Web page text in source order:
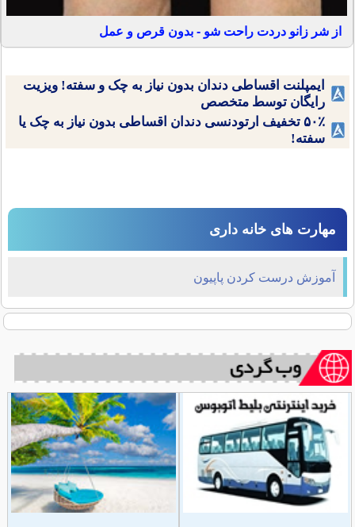
از شر زانو دردت راحت شو - بدون قرص و عمل
ایمپلنت اقساطی دندان بدون نیاز به چک و سفته! ویزیت
رایگان توسط متخصص
۵۰٪ تخفیف ارتودنسی دندان اقساطی بدون نیاز به چک یا
سفته!
مهارت های خانه داری
آموزش درست کردن پاپیون